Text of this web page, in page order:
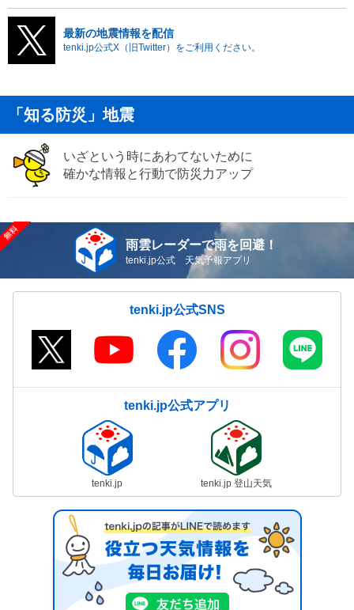
最新の地震情報を配信
tenki.jp公式X（旧Twitter）をご利用ください。
「知る防災」地震
いざという時にあわてないために
確かな情報と行動で防災力アップ
雨雲レーダーで雨を回避！
tenki.jp公式 天気予報アプリ
tenki.jp公式SNS
tenki.jp公式アプリ
tenki.jp tenki.jp 登山天気